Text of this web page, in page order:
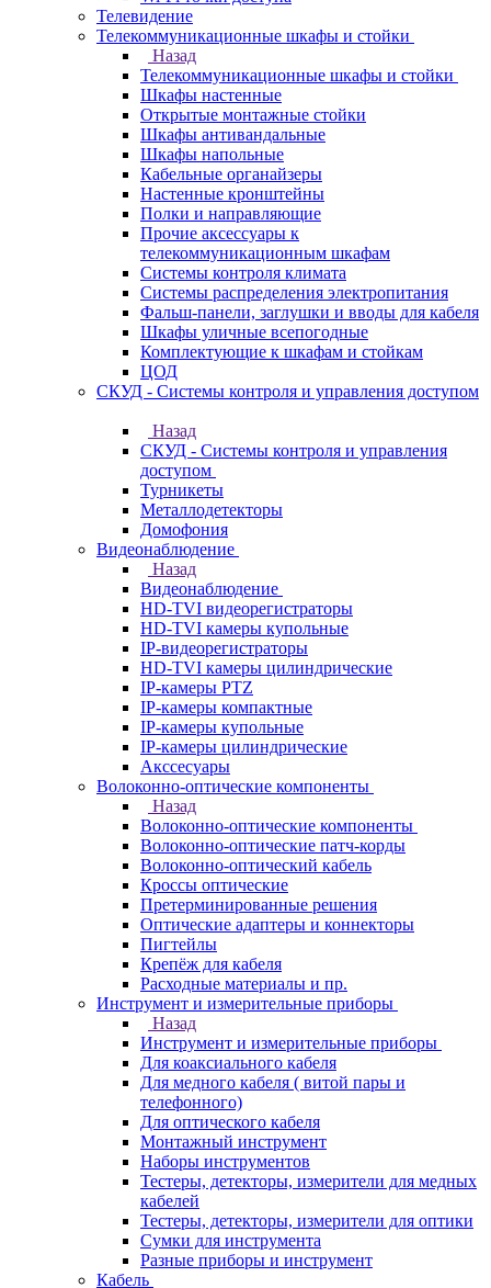
Телевидение
Телекоммуникационные шкафы и стойки
Назад
Телекоммуникационные шкафы и стойки
Шкафы настенные
Открытые монтажные стойки
Шкафы антивандальные
Шкафы напольные
Кабельные органайзеры
Настенные кронштейны
Полки и направляющие
Прочие аксессуары к
телекоммуникационным шкафам
Системы контроля климата
Системы распределения электропитания
Фальш-панели, заглушки и вводы для кабеля
Шкафы уличные всепогодные
Комплектующие к шкафам и стойкам
ЦОД
СКУД - Системы контроля и управления доступом
Назад
СКУД - Системы контроля и управления
доступом
Турникеты
Металлодетекторы
Домофония
Видеонаблюдение
Назад
Видеонаблюдение
HD-TVI видеорегистраторы
HD-TVI камеры купольные
IP-видеорегистраторы
HD-TVI камеры цилиндрические
IP-камеры PTZ
IP-камеры компактные
IP-камеры купольные
IP-камеры цилиндрические
Акссесуары
Волоконно-оптические компоненты
Назад
Волоконно-оптические компоненты
Волоконно-оптические патч-корды
Волоконно-оптический кабель
Кроссы оптические
Претерминированные решения
Оптические адаптеры и коннекторы
Пигтейлы
Крепёж для кабеля
Расходные материалы и пр.
Инструмент и измерительные приборы
Назад
Инструмент и измерительные приборы
Для коаксиального кабеля
Для медного кабеля ( витой пары и
телефонного)
Для оптического кабеля
Монтажный инструмент
Наборы инструментов
Тестеры, детекторы, измерители для медных
кабелей
Тестеры, детекторы, измерители для оптики
Сумки для инструмента
Разные приборы и инструмент
Кабель